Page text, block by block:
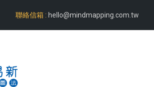
聯絡信箱 : hello@mindmapping.com.tw